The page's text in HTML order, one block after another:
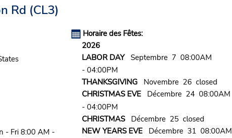
Rd (CL3)
- Fri 8:00 AM -
Horaire des Fêtes:
2026
LABOR DAYSeptembre 7 08:00AM
- 04:00PM
THANKSGIVINGNovembre 26 closed
CHRISTMAS EVEDécembre 24 08:00AM
- 04:00PM
CHRISTMASDécembre 25 closed
NEW YEARS EVEDécembre 31 08:00AM